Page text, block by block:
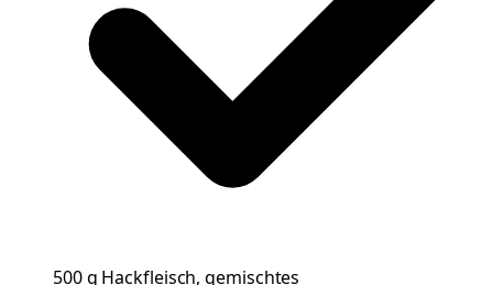
500g Hackfleisch, gemischtes